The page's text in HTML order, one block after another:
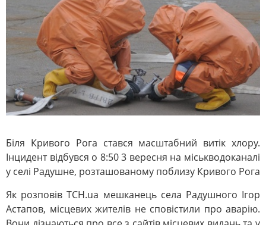
Біля Кривого Рога стався масштабний витік хлору.
Інцидент відбувся о 8:50 3 вересня на міськводоканалі
у селі Радушне, розташованому поблизу Кривого Рога
Як розповів ТСН.ua мешканець села Радушного Ігор
Астапов, місцевих жителів не сповістили про аварію.